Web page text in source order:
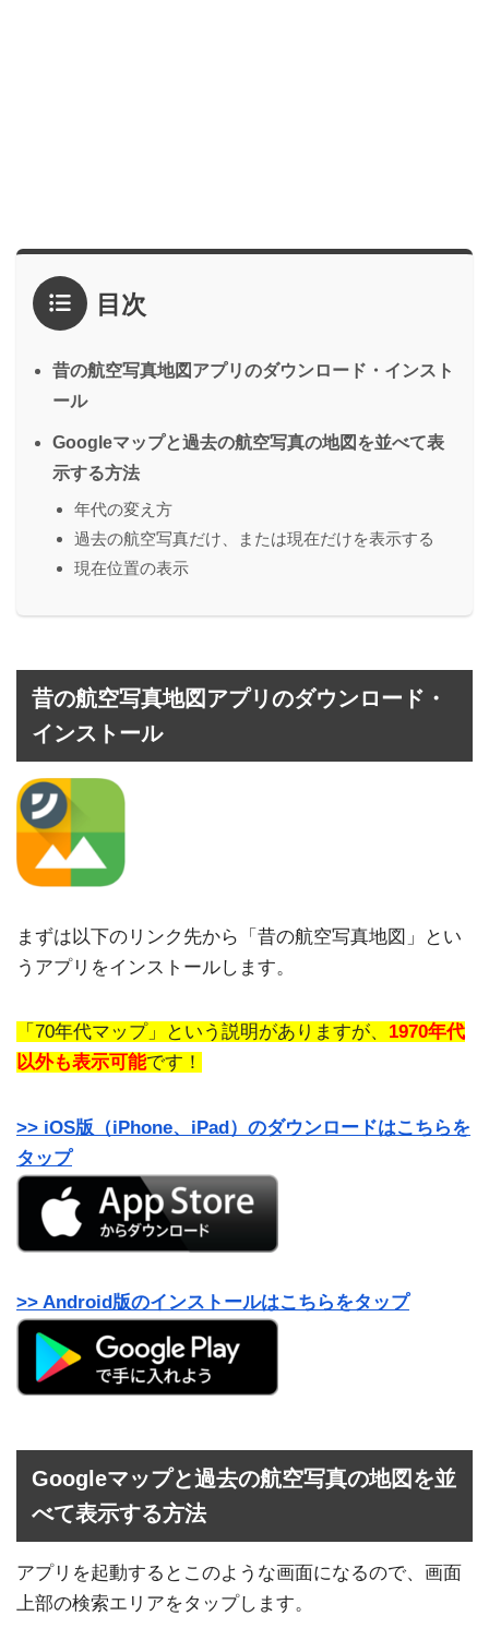
目次
昔の航空写真地図アプリのダウンロード・インスト
ール
Googleマップと過去の航空写真の地図を並べて表
示する方法
年代の変え方
過去の航空写真だけ、または現在だけを表示する
現在位置の表示
昔の航空写真地図アプリのダウンロード・
インストール
まずは以下のリンク先から「昔の航空写真地図」とい
うアプリをインストールします。
「70年代マップ」という説明がありますが、 1970年代
以外も表示可能です！
>> iOS版（iPhone、iPad）のダウンロードはこちらを
タップ
>> Android版のインストールはこちらをタップ
Googleマップと過去の航空写真の地図を並
べて表示する方法
アプリを起動するとこのような画面になるので、画面
上部の検索エリアをタップします。